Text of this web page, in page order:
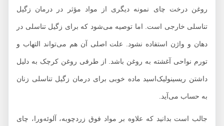
روغن درخت چای نمونه دیگری از مواد مؤثر در درمان زگیل
تناسلی خارجی است. اما توصیه می‌شود که برای زگیل تناسلی در
دهان و واژن استفاده نشود. علت اصلی آن هم می‌تواند التهاب و
تورم نواحی آغشته به روغن باشد. از طرفی روغن کرچک به دلیل
داشتن ریسینولیک‌اسید ماده خوبی برای درمان زگیل تناسلی زنان
به حساب می‌آید.
جالب است بدانید که علاوه بر مواد فوق زردچوبه، آلوئه‌ورا، چای